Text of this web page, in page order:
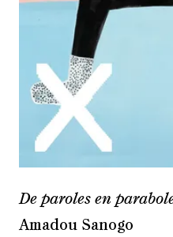
De paroles en
Amadou Sanogo